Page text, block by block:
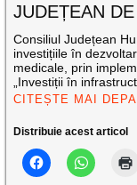
JUDEȚEAN
Consiliul Județean
investițiile în
medicale, prin
„Investiții în
CITEȘTE MAI
Distribuie acest articol